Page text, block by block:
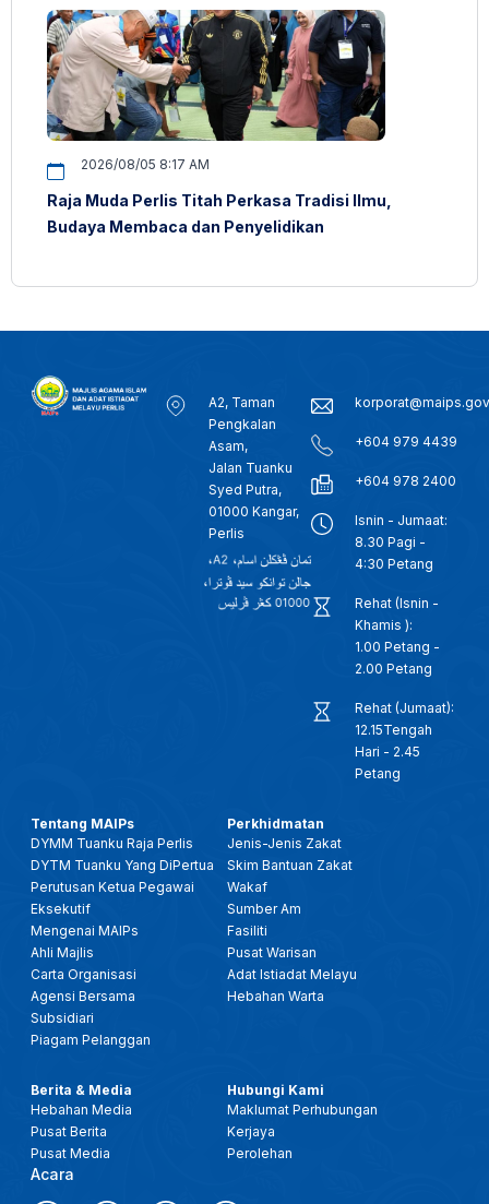
2026/08/05 8:17 AM
Raja Muda Perlis Titah Perkasa Tradisi Ilmu,
Budaya Membaca dan Penyelidikan
A2, Taman
Pengkalan
Asam,
Jalan Tuanku
Syed Putra,
01000 Kangar,
Perlis
+604 979 4439
+604 978 2400
Isnin - Jumaat:
8.30 Pagi -
4:30 Petang
Rehat (Isnin -
Khamis ):
1.00 Petang -
2.00 Petang
Rehat (Jumaat):
12.15Tengah
Hari - 2.45
Petang
Tentang MAIPs
DYMM Tuanku Raja Perlis
DYTM Tuanku Yang DiPertua
Perutusan Ketua Pegawai
Eksekutif
Mengenai MAIPs
Ahli Majlis
Carta Organisasi
Agensi Bersama
Subsidiari
Piagam Pelanggan
Perkhidmatan
Jenis-Jenis Zakat
Skim Bantuan Zakat
Wakaf
Sumber Am
Fasiliti
Pusat Warisan
Adat Istiadat Melayu
Hebahan Warta
Berita & Media
Hebahan Media
Pusat Berita
Pusat Media
Acara
Hubungi Kami
Maklumat Perhubungan
Kerjaya
Perolehan